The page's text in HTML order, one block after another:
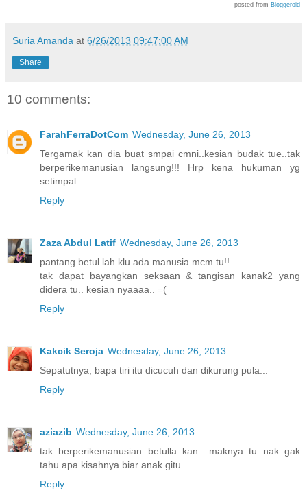
posted from Bloggeroid
Suria Amanda at 6/26/2013 09:47:00 AM
Share
10 comments:
FarahFerraDotCom Wednesday, June 26, 2013
Tergamak kan dia buat smpai cmni..kesian budak tue..tak
berperikemanusian langsung!!! Hrp kena hukuman yg
setimpal..
Reply
Zaza Abdul Latif Wednesday, June 26, 2013
pantang betul lah klu ada manusia mcm tu!!
tak dapat bayangkan seksaan & tangisan kanak2 yang
didera tu.. kesian nyaaaa.. =(
Reply
Kakcik Seroja Wednesday, June 26, 2013
Sepatutnya, bapa tiri itu dicucuh dan dikurung pula...
Reply
aziazib Wednesday, June 26, 2013
tak berperikemanusian betulla kan.. maknya tu nak gak
tahu apa kisahnya biar anak gitu..
Reply